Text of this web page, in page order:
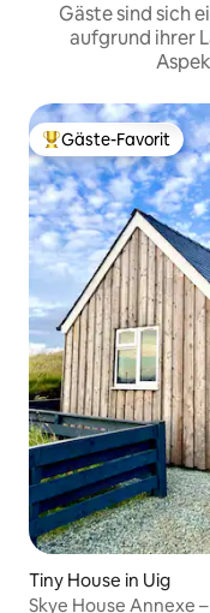
Gäste sind sich
aufgrund ihrer
Beliebter Gäste-
Gäste-Favorit
Tiny House in Uig
Skye House Annexe